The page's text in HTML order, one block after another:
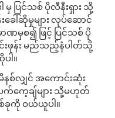
မှ ပြင်သစ် ပိုလီနီးရှား သို့
ေါ်ဆိုမှုများ လုပ်ဆောင်
ဏမှစ၍ ဖြင့် ပြင်သစ် ပို
းဖုန်း မည်သည့်နံပါတ်သို့
ါ။
စ်လျှင် အကောင်းဆုံး
ပက်ကေ့ချ်များ သို့မဟုတ်
ခုကို ဝယ်ယူပါ။